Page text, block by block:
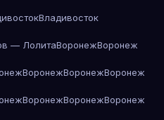
Владивосток
— ЛолитаВоронежВоронеж
ВоронежВоронежВоронеж
ВоронежВоронежВоронеж